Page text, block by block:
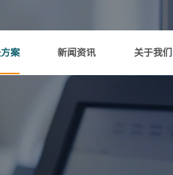
案 新闻资讯 关于我们